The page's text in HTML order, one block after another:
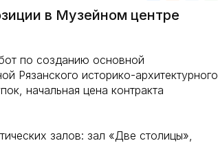
в Музейном центре
по созданию основной
Рязанского историко-архитектурного
начальная цена контракта
залов: зал «Две столицы»,